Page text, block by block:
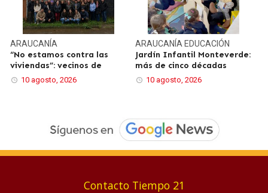
ARAUCANÍA
“No estamos contra las
viviendas”: vecinos de
10 agosto, 2026
ARAUCANÍA EDUCACIÓN
Jardín Infantil Monteverde:
más de cinco décadas
10 agosto, 2026
Contacto Tiempo 21